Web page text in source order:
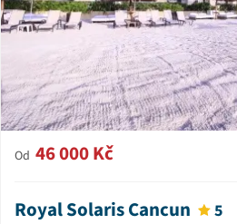
Od 46 000 Kč
Royal Solaris Cancun 5